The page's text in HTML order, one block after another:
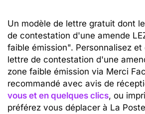
Un modèle de lettre gratuit dont
de contestation d'une amende
faible émission". Personnalisez
lettre de contestation d'une
zone faible émission via Merci
recommandé avec avis de
vous et en quelques clics, ou
préférez vous déplacer à La